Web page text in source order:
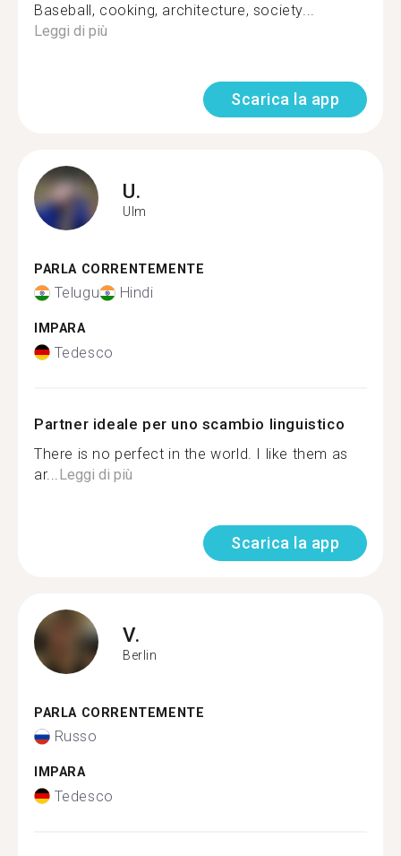
Baseball, cooking, architecture, society...
Leggi di più
Scarica la app
U.
Ulm
PARLA CORRENTEMENTE
Telugu Hindi
IMPARA
Tedesco
Partner ideale per uno scambio linguistico
There is no perfect in the world. I like them as
ar... Leggi di più
Scarica la app
V.
Berlin
PARLA CORRENTEMENTE
Russo
IMPARA
Tedesco